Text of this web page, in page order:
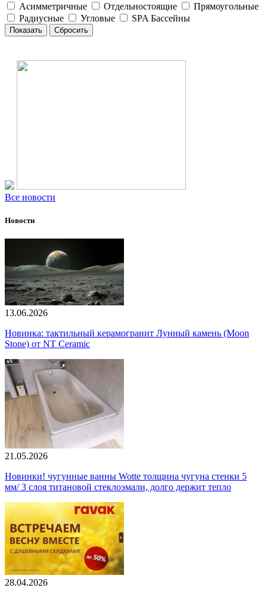
Асимметричные
Отдельностоящие
Прямоугольные
Радиусные
Угловые SPA Бассейны
Все новости
Новости
13.06.2026
Новинка: тактильный керамогранит Лунный камень (Moon
Stone) от NT Ceramic
21.05.2026
Новинки! чугунные ванны Wotte толщина чугуна стенки 5
мм/ 3 слоя титановой стеклоэмали, долго держит тепло
28.04.2026